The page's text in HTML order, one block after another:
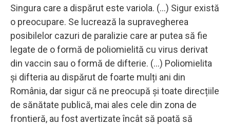
Singura care a dispărut este variola. (...) Sigur există
o preocupare. Se lucrează la supravegherea
posibilelor cazuri de paralizie care ar putea să fie
legate de o formă de poliomielită cu virus derivat
din vaccin sau o formă de difterie. (...) Poliomielita
și difteria au dispărut de foarte mulți ani din
România, dar sigur că ne preocupă și toate direcțiile
de sănătate publică, mai ales cele din zona de
frontieră, au fost avertizate încât să poată să